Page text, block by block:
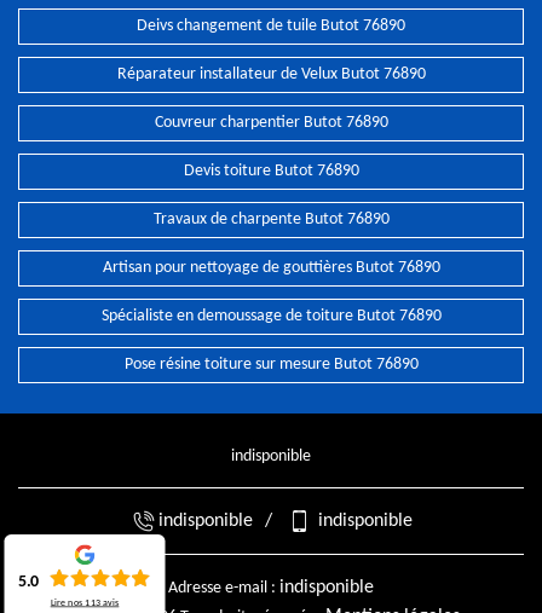
Deivs changement de tuile Butot 76890
Réparateur installateur de Velux Butot 76890
Couvreur charpentier Butot 76890
Devis toiture Butot 76890
Travaux de charpente Butot 76890
Artisan pour nettoyage de gouttières Butot 76890
Spécialiste en demoussage de toiture Butot 76890
Pose résine toiture sur mesure Butot 76890
indisponible
indisponible / indisponible
Adresse e-mail : indisponible
5.0
Lire nos113 avis